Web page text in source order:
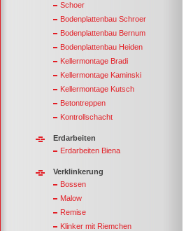
Schoer
Bodenplattenbau Schroer
Bodenplattenbau Bernum
Bodenplattenbau Heiden
Kellermontage Bradi
Kellermontage Kaminski
Kellermontage Kutsch
Betontreppen
Kontrollschacht
Erdarbeiten
Erdarbeiten Biena
Verklinkerung
Bossen
Malow
Remise
Klinker mit Riemchen